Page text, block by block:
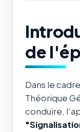
de
Dans le
Théorique
conduire,